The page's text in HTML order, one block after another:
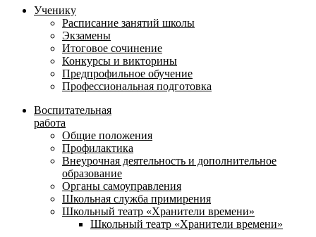
Ученику
Расписание занятий школы
Экзамены
Итоговое сочинение
Конкурсы и викторины
Предпрофильное обучение
Профессиональная подготовка
Воспитательная
работа
Общие положения
Профилактика
Внеурочная деятельность и дополнительное
образование
Органы самоуправления
Школьная служба примирения
Школьный театр «Хранители времени»
Школьный театр «Хранители времени»